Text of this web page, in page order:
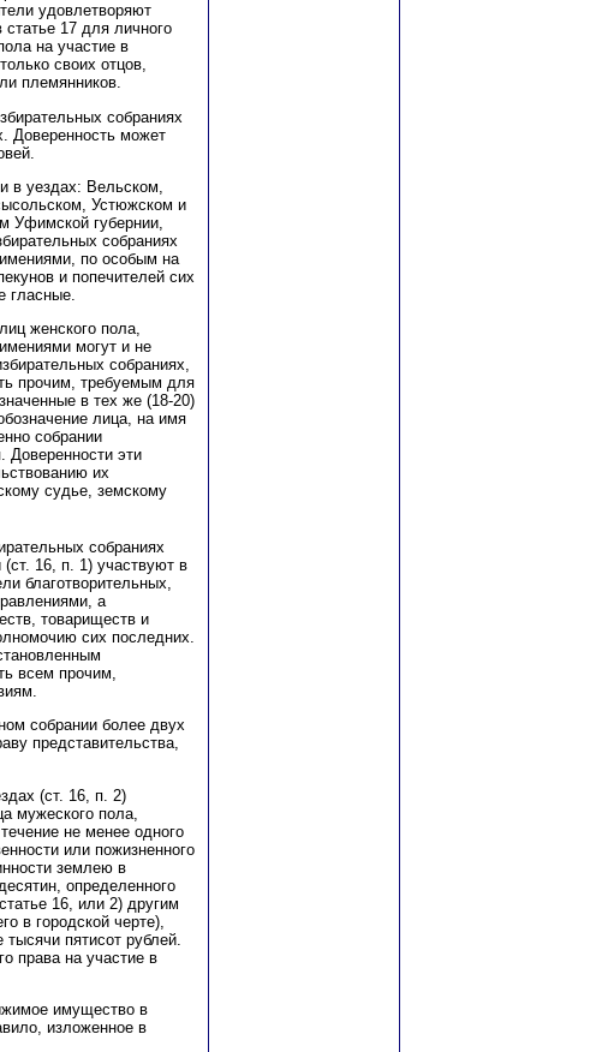
удовлетворяют
17 для личного
на участие в
своих отцов,
племянников.
собраниях
Доверенность может
в уездах: Вельском,
Устюжском и
Уфимской губернии,
собраниях
по особым на
и попечителей сих
гласные.
женского пола,
могут и не
собраниях,
прочим, требуемым для
в тех же (18-20)
лица, на имя
собрании
Доверенности эти
их
судье, земскому
собраниях
16, п. 1) участвуют в
благотворительных,
а
товариществ и
сих последних.
всем прочим,
собрании более двух
представительства,
(ст. 16, п. 2)
мужеского пола,
не менее одного
или пожизненного
землею в
определенного
16, или 2) другим
в городской черте),
пятисот рублей.
права на участие в
имущество в
изложенное в